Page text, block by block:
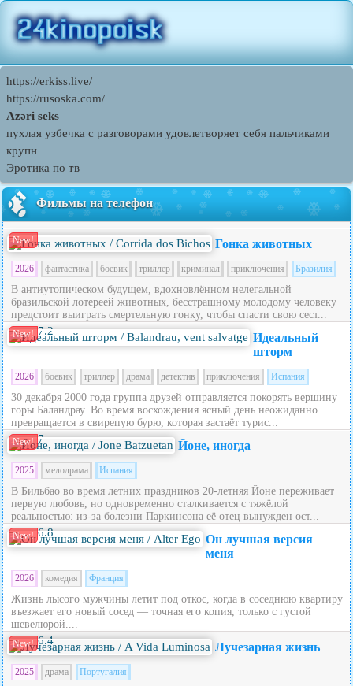
https://erkiss.live/
https://rusoska.com/
Azəri seks
пухлая узбечка с разговорами удовлетворяет себя пальчиками
крупн
Эротика по тв
Фильмы на телефон
New! Гонка животных
2026 фантастика боевик триллер криминал приключения Бразилия
В антиутопическом будущем, вдохновлённом нелегальной
бразильской лотереей животных, бесстрашному молодому человеку
предстоит выиграть смертельную гонку, чтобы спасти свою сест...
New! 7.2
Идеальный
шторм
2026 боевик триллер драма детектив приключения Испания
30 декабря 2000 года группа друзей отправляется покорять вершину
горы Баландрау. Во время восхождения ясный день неожиданно
превращается в свирепую бурю, которая застаёт турис...
New! 7 Йоне, иногда
2025 мелодрама Испания
В Бильбао во время летних праздников 20‑летняя Йоне переживает
первую любовь, но одновременно сталкивается с тяжёлой
реальностью: из‑за болезни Паркинсона её отец вынужден ост...
New! 6.8
Он лучшая версия
меня
2026 комедия Франция
Жизнь лысого мужчины летит под откос, когда в соседнюю квартиру
въезжает его новый сосед — точная его копия, только с густой
шевелюрой....
New! 6.4 Лучезарная жизнь
2025 драма Португалия